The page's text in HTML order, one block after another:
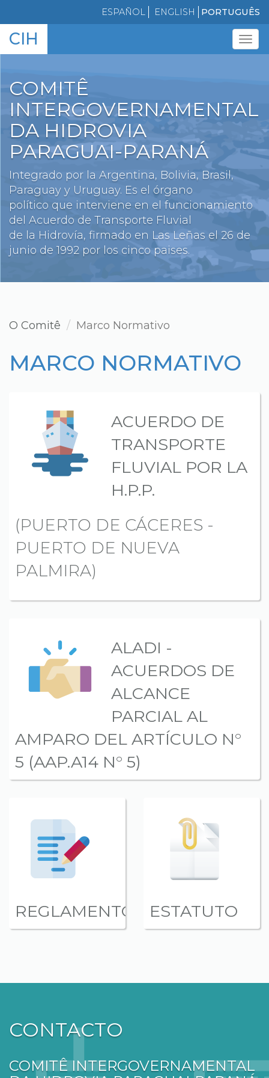
to
main
content
ESPAÑOL ENGLISH PORTUGUÊS
CIH
COMITÊ
INTERGOVERNAMENTAL
DA HIDROVIA
PARAGUAI-PARANÁ
Integrado por la Argentina, Bolivia, Brasil,
Paraguay y Uruguay. Es el órgano
político que interviene en el funcionamiento
del Acuerdo de Transporte Fluvial
de la Hidrovía, firmado en Las Leñas el 26 de
junio de 1992 por los cinco paises.
O Comitê Marco Normativo
MARCO NORMATIVO
ACUERDO DE
TRANSPORTE
FLUVIAL POR LA
H.P.P.
(PUERTO DE CÁCERES -
PUERTO DE NUEVA
PALMIRA)
ALADI -
ACUERDOS DE
ALCANCE
PARCIAL AL
AMPARO DEL ARTÍCULO N°
5 (AAP.A14 N° 5)
REGLAMENTO ESTATUTO
CONTACTO
COMITÊ INTERGOVERNAMENTAL